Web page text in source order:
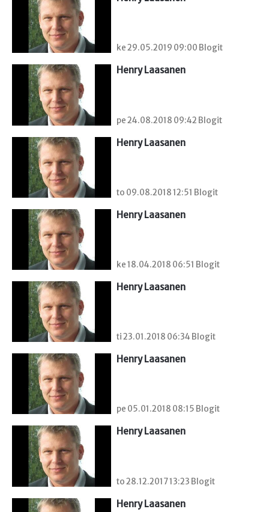
ke 29.05.2019 09:00 Blogit
Henry Laasanen
pe 24.08.2018 09:42 Blogit
Henry Laasanen
to 09.08.2018 12:51 Blogit
Henry Laasanen
ke 18.04.2018 06:51 Blogit
Henry Laasanen
ti 23.01.2018 06:34 Blogit
Henry Laasanen
pe 05.01.2018 08:15 Blogit
Henry Laasanen
to 28.12.2017 13:23 Blogit
Henry Laasanen